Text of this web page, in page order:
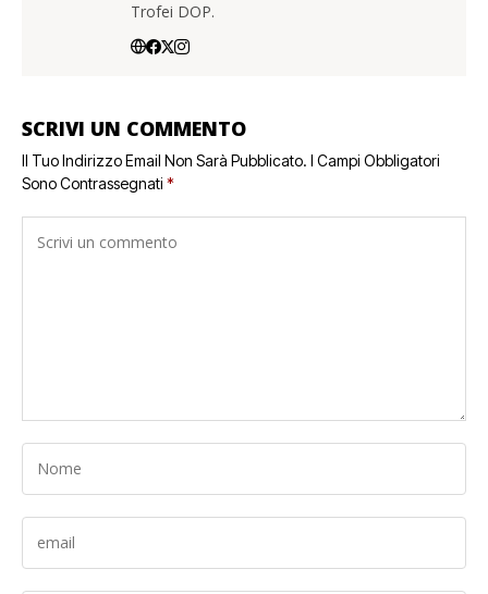
Trofei DOP.
SCRIVI UN COMMENTO
Il Tuo Indirizzo Email Non Sarà Pubblicato. I Campi Obbligatori
Sono Contrassegnati *